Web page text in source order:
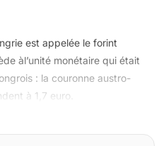
est appelée le forint
àl’unité monétaire qui était
: la couronne austro-
à 1,7 euro.